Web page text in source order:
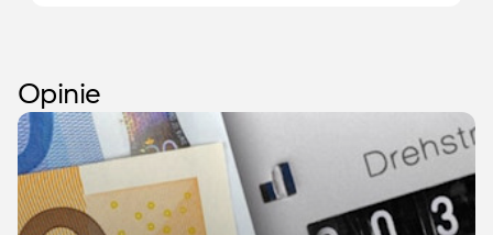
klant vooral via internet wordt gelokt.
Opinie